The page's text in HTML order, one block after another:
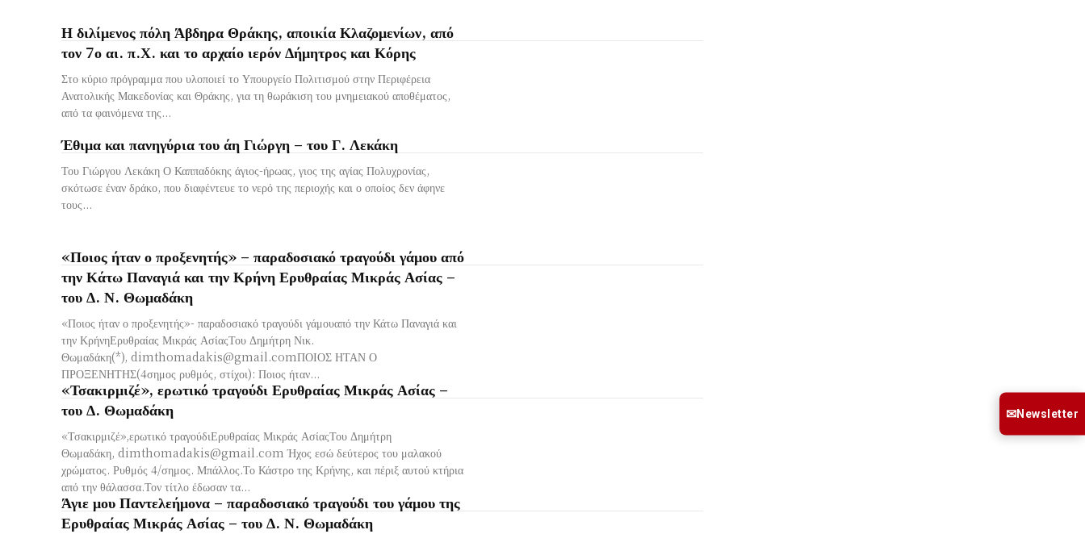
Η διλίμενος πόλη Άβδηρα Θράκης, αποικία Κλαζομενίων, από
τον 7ο αι. π.Χ. και το αρχαίο ιερόν Δήμητρος και Κόρης
Στο κύριο πρόγραμμα που υλοποιεί το Υπουργείο Πολιτισμού στην Περιφέρεια
Ανατολικής Μακεδονίας και Θράκης, για τη θωράκιση του μνημειακού αποθέματος,
από τα φαινόμενα της...
Έθιμα και πανηγύρια του άη Γιώργη – του Γ. Λεκάκη
Του Γιώργου Λεκάκη Ο Καππαδόκης άγιος-ήρωας, γιος της αγίας Πολυχρονίας,
σκότωσε έναν δράκο, που διαφέντευε το νερό της περιοχής και ο οποίος δεν άφηνε
τους...
«Ποιος ήταν ο προξενητής» – παραδοσιακό τραγούδι γάμου από
την Κάτω Παναγιά και την Κρήνη Ερυθραίας Μικράς Ασίας –
του Δ. Ν. Θωμαδάκη
«Ποιος ήταν ο προξενητής»- παραδοσιακό τραγούδι γάμουαπό την Κάτω Παναγιά και
την ΚρήνηΕρυθραίας Μικράς ΑσίαςΤου Δημήτρη Νικ.
Θωμαδάκη(*), dimthomadakis@gmail.comΠΟΙΟΣ ΗΤΑΝ Ο
ΠΡΟΞΕΝΗΤΗΣ(4σημος ρυθμός, στίχοι): Ποιος ήταν...
«Τσακιρμιζέ», ερωτικό τραγούδι Ερυθραίας Μικράς Ασίας –
του Δ. Θωμαδάκη
«Τσακιρμιζέ»,ερωτικό τραγούδιΕρυθραίας Μικράς ΑσίαςΤου Δημήτρη
Θωμαδάκη, dimthomadakis@gmail.com Ήχος εσώ δεύτερος του μαλακού
χρώματος. Ρυθμός 4/σημος. Μπάλλος.Το Κάστρο της Κρήνης, και πέριξ αυτού κτήρια
από την θάλασσα.Τον τίτλο έδωσαν τα...
Άγιε μου Παντελεήμονα – παραδοσιακό τραγούδι του γάμου της
Ερυθραίας Μικράς Ασίας – του Δ. Ν. Θωμαδάκη
✉Newsletter